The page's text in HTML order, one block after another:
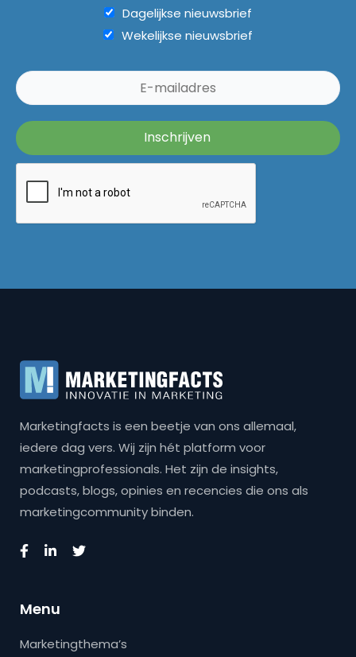
Dagelijkse nieuwsbrief
Wekelijkse nieuwsbrief
Marketingfacts is een beetje van ons allemaal,
iedere dag vers. Wij zijn hét platform voor
marketingprofessionals. Het zijn de insights,
podcasts, blogs, opinies en recencies die ons als
marketingcommunity binden.
Menu
Marketingthema’s